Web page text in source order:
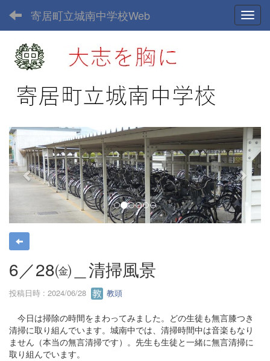
寄居町立城南中学校Web
p
r
e
v
o
u
s
n
e
x
t
6／28㈮＿清掃風景
投稿日時 : 2024/06/28 教頭
今日は掃除の時間をまわってみました。どの生徒も無言膝つき
清掃に取り組んでいます。城南中では、清掃時間中は音楽もなり
ません（本当の無言清掃です）。先生も生徒と一緒に無言清掃に
取り組んでいます。